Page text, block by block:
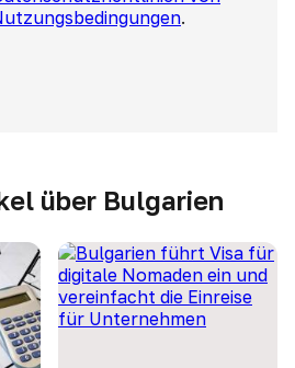
.
über Bulgarien